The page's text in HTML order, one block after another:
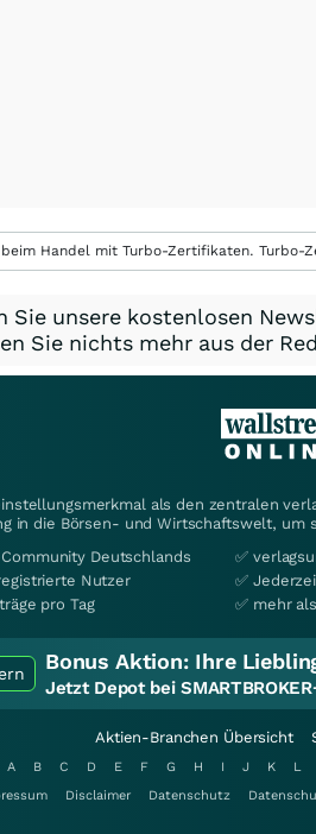
Handel mit Turbo-Zertifikaten.
Sie unsere kostenlosen
Sie nichts mehr aus der
als den zentralen
in die Börsen- und Wirtschaftswelt, um
Deutschlands
Nutzer
pro Tag
✅
✅
✅ mehr
Bonus Aktion: Ihre
Jetzt Depot bei
Aktien-Branchen Übersicht
A B C D E F G H I J K L
Disclaimer Datenschutz